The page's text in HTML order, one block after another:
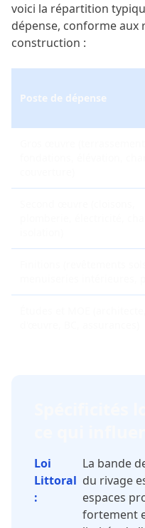
voici la répartition
dépense, conforme aux
construction :
Poste de dépense
Loi
Littoral
:
La bande
du rivage
espaces
fortement